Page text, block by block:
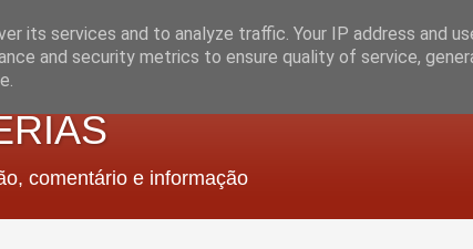
comentário e informação
its services and to analyze traffic. Your IP address and
and security metrics to ensure quality of service,